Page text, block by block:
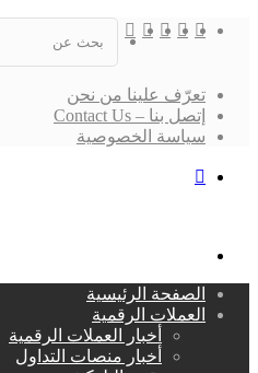
فيسبوك
‫X لينكدإنانستقرام
تعرّف علينا من نحن
إتصل بنا – Contact Us
سياسة الخصوصية
الصفحة الرئيسية
العملات الرقمية
أخبار العملات الرقمية
أخبار منصات التداول